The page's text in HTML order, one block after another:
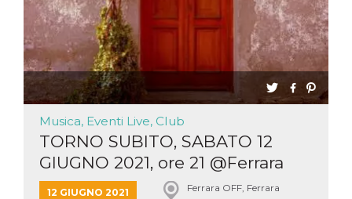
Musica, Eventi Live, Club
TORNO SUBITO, SABATO 12
GIUGNO 2021, ore 21 @Ferrara
Off
12 GIUGNO 2021 Ferrara OFF, Ferrara